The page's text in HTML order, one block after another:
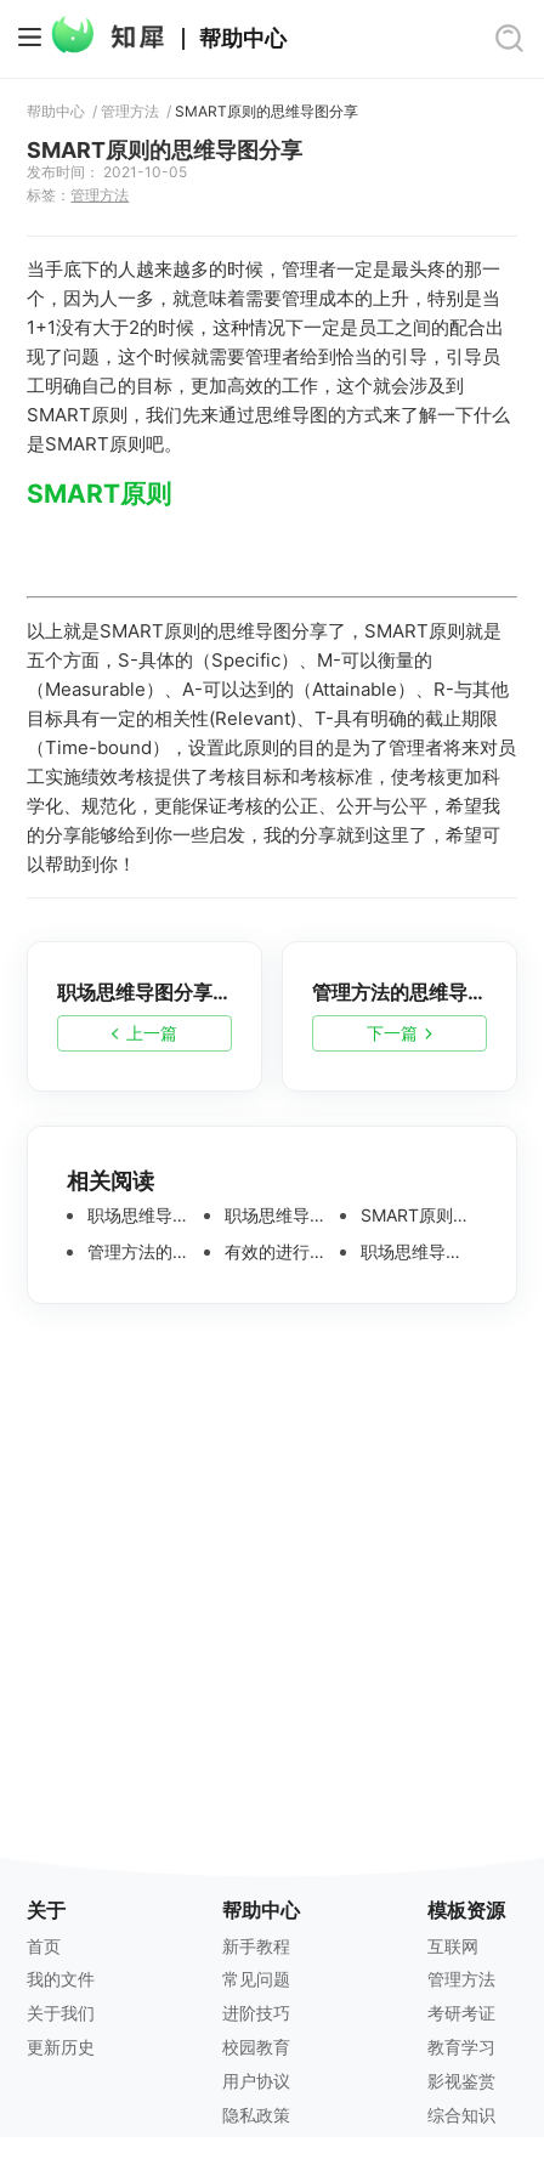
帮助中心
帮助中心 /管理方法 /SMART原则的思维导图分享
SMART原则的思维导图分享
发布时间： 2021-10-05
标签：管理方法
当手底下的人越来越多的时候，管理者一定是最头疼的那一
个，因为人一多，就意味着需要管理成本的上升，特别是当
1+1没有大于2的时候，这种情况下一定是员工之间的配合出
现了问题，这个时候就需要管理者给到恰当的引导，引导员
工明确自己的目标，更加高效的工作，这个就会涉及到
SMART原则，我们先来通过思维导图的方式来了解一下什么
是SMART原则吧。
SMART原则
以上就是SMART原则的思维导图分享了，SMART原则就是
五个方面，S-具体的（Specific）、M-可以衡量的
（Measurable）、A-可以达到的（Attainable）、R-与其他
目标具有一定的相关性(Relevant)、T-具有明确的截止期限
（Time-bound），设置此原则的目的是为了管理者将来对员
工实施绩效考核提供了考核目标和考核标准，使考核更加科
学化、规范化，更能保证考核的公正、公开与公平，希望我
的分享能够给到你一些启发，我的分享就到这里了，希望可
以帮助到你！
上一篇
职场思维导图分享之公司的结构
下一篇
管理方法的思维导图分享
相关阅读
职场思维导图分享：管理 职场思维导图分享之公司的结构
SMART原则的思维导图分享
管理方法的思维导图分享
有效的进行跨部门沟通的思维导图整理 职场思维导图分享之人力资源工作计划
关于
首页
我的文件
关于我们
更新历史
帮助中心
新手教程
常见问题
进阶技巧
校园教育
用户协议
隐私政策
模板资源
互联网
管理方法
考研考证
教育学习
影视鉴赏
综合知识